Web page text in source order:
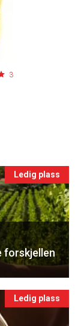
få
3
Ledig plass
forskjellen
Ledig plass